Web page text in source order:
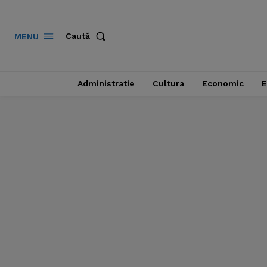
MENU Caută
Administratie Cultura Economic